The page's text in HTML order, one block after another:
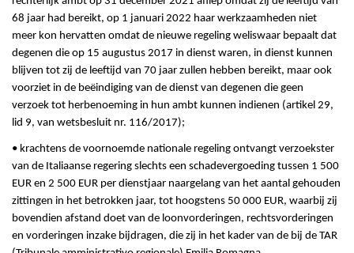
68 jaar had bereikt, op 1 januari 2022 haar werkzaamheden niet
meer kon hervatten omdat de nieuwe regeling weliswaar bepaalt dat
degenen die op 15 augustus 2017 in dienst waren, in dienst kunnen
blijven tot zij de leeftijd van 70 jaar zullen hebben bereikt, maar ook
voorziet in de beëindiging van de dienst van degenen die geen
verzoek tot herbenoeming in hun ambt kunnen indienen (artikel 29,
lid 9, van wetsbesluit nr. 116/2017);
• krachtens de voornoemde nationale regeling ontvangt verzoekster
van de Italiaanse regering slechts een schadevergoeding tussen 1 500
EUR en 2 500 EUR per dienstjaar naargelang van het aantal gehouden
zittingen in het betrokken jaar, tot hoogstens 50 000 EUR, waarbij zij
bovendien afstand doet van de loonvorderingen, rechtsvorderingen
en vorderingen inzake bijdragen, die zij in het kader van de bij de TAR